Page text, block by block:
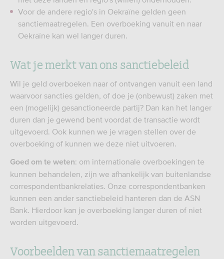
Voor de andere regio's in Oekraïne gelden geen
sanctiemaatregelen. Een overboeking vanuit en naar
Oekraïne kan wel langer duren.
Wat je merkt van ons sanctiebeleid
Wil je geld overboeken naar of ontvangen vanuit een land
waarvoor sancties gelden, of doe je (onbewust) zaken met
een (mogelijk) gesanctioneerde partij? Dan kan het langer
duren dan je gewend bent voordat de transactie wordt
uitgevoerd. Ook kunnen we je vragen stellen over de
overboeking of kunnen we deze niet uitvoeren.
Goed om te weten: om internationale overboekingen te
kunnen behandelen, zijn we afhankelijk van buitenlandse
correspondentbankrelaties. Onze correspondentbanken
kunnen een ander sanctiebeleid hanteren dan de ASN
Bank. Hierdoor kan je overboeking langer duren of niet
worden uitgevoerd.
Voorbeelden van sanctiemaatregelen